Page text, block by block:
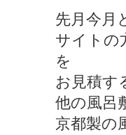
先月今月
サイトの
を
お見積す
他の風呂
京都製の